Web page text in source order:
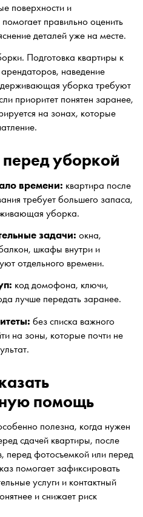
поверхности и
правильно оценить
деталей уже на месте.
Подготовка квартиры к
наведение
уборка требуют
приоритет понятен заранее,
на зонах, которые
уборкой
времени: квартира после
требует большего запаса,
уборка.
задачи: окна,
шкафы внутри и
отдельного времени.
код домофона, ключи,
лучше передать заранее.
без списка важного
на зоны, которые почти не
помощь
полезна, когда нужен
сдачей квартиры, после
перед фотосъемкой или перед
помогает зафиксировать
услуги и контактный
и снижает риск